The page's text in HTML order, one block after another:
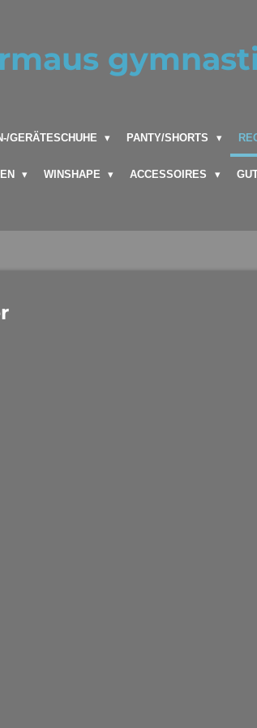
GERÄTESCHUHE PANTY/SHORTS
WINSHAPE ACCESSOIRES